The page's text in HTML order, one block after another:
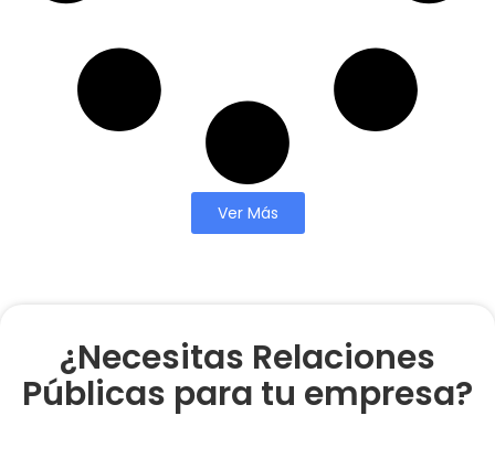
Ver Más
¿Necesitas Relaciones
Públicas para tu empresa?